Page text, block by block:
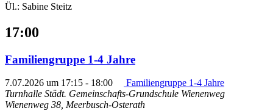
Ül.: Sabine Steitz
17:00
Familiengruppe 1-4 Jahre
7.07.2026 um 17:15 - 18:00
Familiengruppe 1-4 Jahre
Turnhalle Städt. Gemeinschafts-Grundschule Wienenweg
Wienenweg 38, Meerbusch-Osterath